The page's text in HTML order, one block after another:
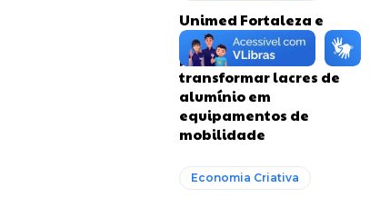
Unimed Fortaleza e
RioMar firmam
parceria para
transformar lacres de
alumínio em
equipamentos de
mobilidade
Economia Criativa